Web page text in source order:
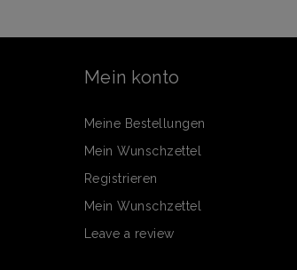
Mein konto
Meine Bestellungen
Mein Wunschzettel
Registrieren
Mein Wunschzettel
Leave a review